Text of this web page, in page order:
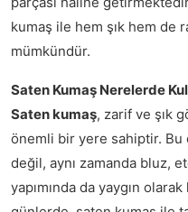
kumaş ile hem şık hem de
mümkündür.
Saten Kumaş Nerelerde
Saten kumaş, zarif ve şık
önemli bir yere sahiptir. Bu
değil, aynı zamanda bluz,
yapımında da yaygın